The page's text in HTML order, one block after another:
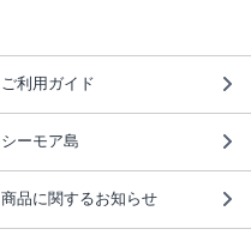
ご利用ガイド
シーモア島
商品に関するお知らせ